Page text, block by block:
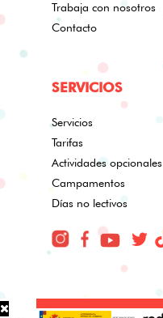
Trabaja con nosotros
Contacto
SERVICIOS
Servicios
Tarifas
Actividades opcionales
Campamentos
Días no lectivos